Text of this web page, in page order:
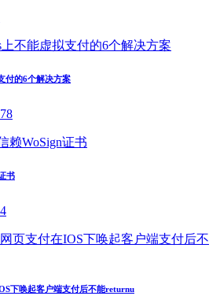
付的6个解决方案
书
下唤起客户端支付后不能returnu